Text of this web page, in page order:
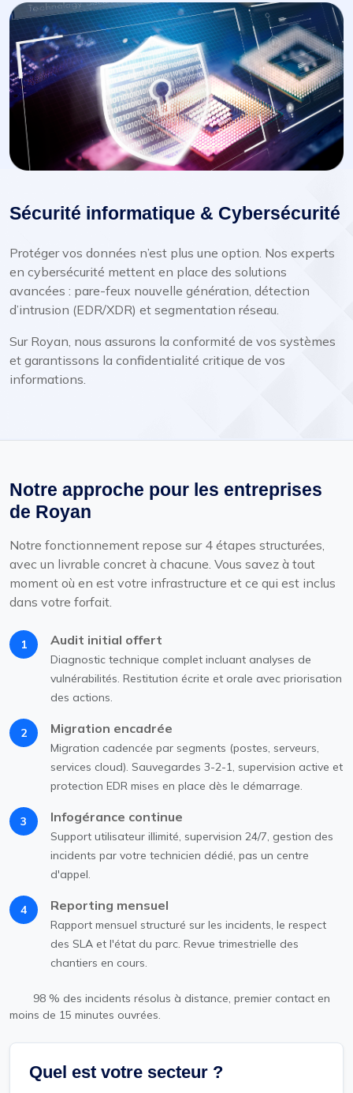
Sécurité informatique & Cybersécurité
Protéger vos données n’est plus une option. Nos experts
en cybersécurité mettent en place des solutions
avancées : pare-feux nouvelle génération, détection
d’intrusion (EDR/XDR) et segmentation réseau.
Sur Royan, nous assurons la conformité de vos systèmes
et garantissons la confidentialité critique de vos
informations.
Notre approche pour les entreprises
de Royan
Notre fonctionnement repose sur 4 étapes structurées,
avec un livrable concret à chacune. Vous savez à tout
moment où en est votre infrastructure et ce qui est inclus
dans votre forfait.
1 Audit initial offert
Diagnostic technique complet incluant analyses de
vulnérabilités. Restitution écrite et orale avec priorisation
des actions.
2 Migration encadrée
Migration cadencée par segments (postes, serveurs,
services cloud). Sauvegardes 3-2-1, supervision active et
protection EDR mises en place dès le démarrage.
3 Infogérance continue
Support utilisateur illimité, supervision 24/7, gestion des
incidents par votre technicien dédié, pas un centre
d'appel.
4 Reporting mensuel
Rapport mensuel structuré sur les incidents, le respect
des SLA et l'état du parc. Revue trimestrielle des
chantiers en cours.
98 % des incidents résolus à distance, premier contact en
moins de 15 minutes ouvrées.
Quel est votre secteur ?